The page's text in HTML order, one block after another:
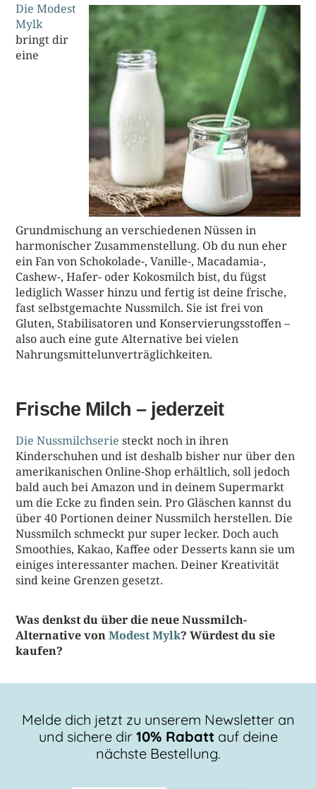
Die Modest
Mylk
bringt dir
eine
Grundmischung an verschiedenen Nüssen in
harmonischer Zusammenstellung. Ob du nun eher
ein Fan von Schokolade-, Vanille-, Macadamia-,
Cashew-, Hafer- oder Kokosmilch bist, du fügst
lediglich Wasser hinzu und fertig ist deine frische,
fast selbstgemachte Nussmilch. Sie ist frei von
Gluten, Stabilisatoren und Konservierungsstoffen –
also auch eine gute Alternative bei vielen
Nahrungsmittelunverträglichkeiten.
Frische Milch – jederzeit
DieNussmilchserie steckt noch in ihren
Kinderschuhen und ist deshalb bisher nur über den
amerikanischen Online-Shop erhältlich, soll jedoch
bald auch bei Amazon und in deinem Supermarkt
um die Ecke zu finden sein. Pro Gläschen kannst du
über 40 Portionen deiner Nussmilch herstellen. Die
Nussmilch schmeckt pur super lecker. Doch auch
Smoothies, Kakao, Kaffee oder Desserts kann sie um
einiges interessanter machen. Deiner Kreativität
sind keine Grenzen gesetzt.
Was denkst du über die neue Nussmilch-
Alternative vonModest Mylk? Würdest du sie
kaufen?
Melde dich jetzt zu unserem Newsletter an
und sichere dir 10% Rabattauf deine
nächste Bestellung.